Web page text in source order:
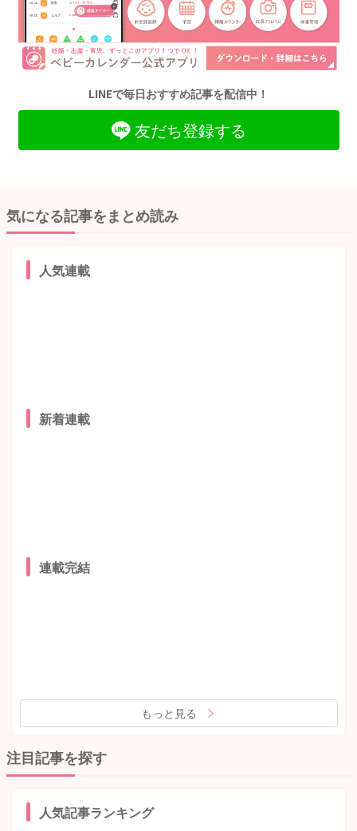
LINEで毎日おすすめ記事を配信中！
友だち登録する
気になる記事をまとめ読み
人気連載
新着連載
連載完結
もっと見る
注目記事を探す
人気記事ランキング